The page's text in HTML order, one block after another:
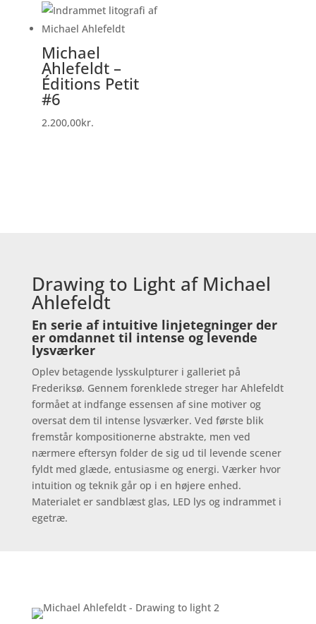
Michael
Ahlefeldt –
Éditions Petit
#6
2.200,00kr.
Drawing to Light af Michael
Ahlefeldt
En serie af intuitive linjetegninger der
er omdannet til intense og levende
lysværker
Oplev betagende lysskulpturer i galleriet på
Frederiksø. Gennem forenklede streger har Ahlefeldt
formået at indfange essensen af sine motiver og
oversat dem til intense lysværker. Ved første blik
fremstår kompositionerne abstrakte, men ved
nærmere eftersyn folder de sig ud til levende scener
fyldt med glæde, entusiasme og energi. Værker hvor
intuition og teknik går op i en højere enhed.
Materialet er sandblæst glas, LED lys og indrammet i
egetræ.